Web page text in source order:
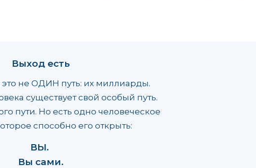
Выход есть
не ОДИН путь: их миллиарды.
существует свой особый путь.
пути. Но есть одно человеческое
способно его открыть:
ВЫ.
Вы сами.